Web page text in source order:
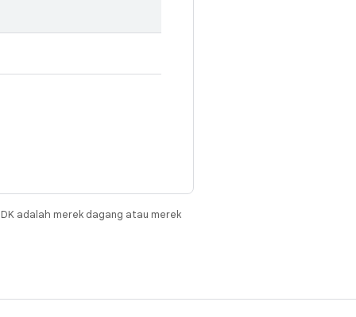
adalah merek dagang atau merek